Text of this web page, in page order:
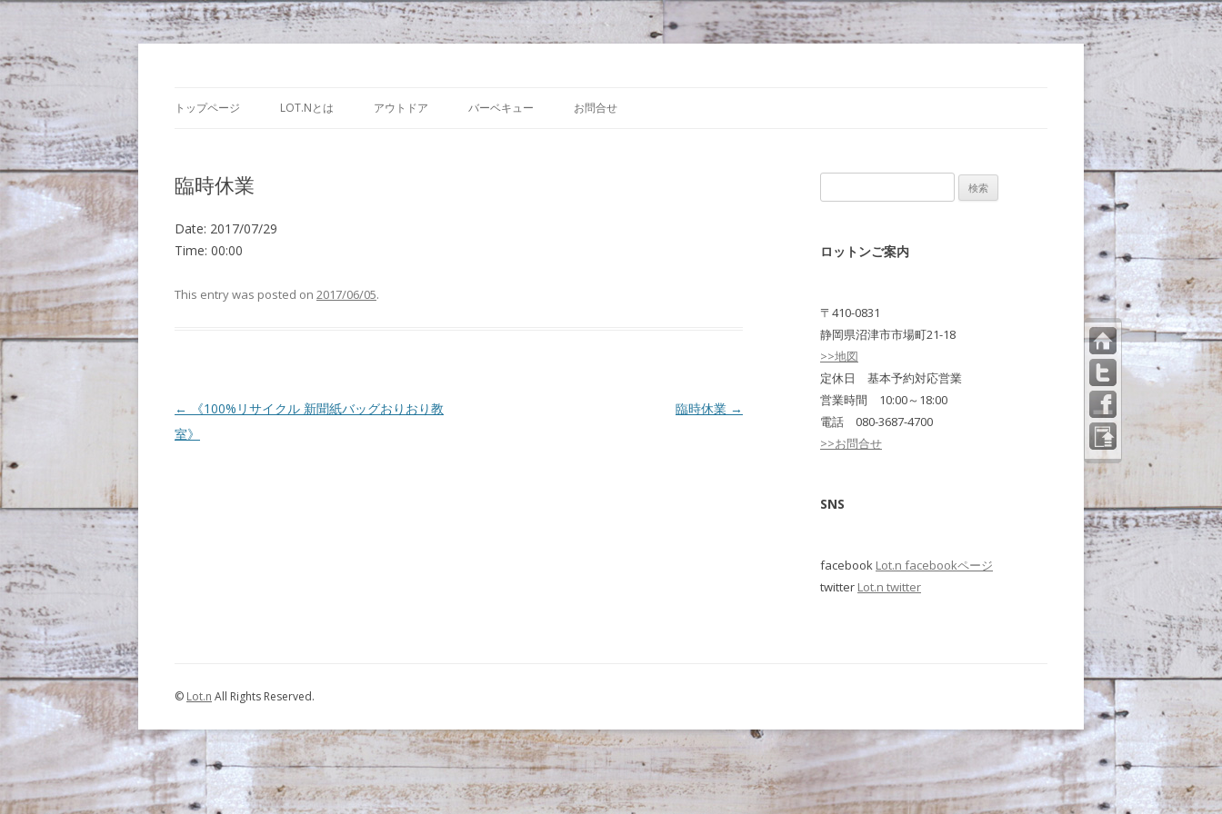
トップページ LOT.Nとは アウトドア バーベキュー お問合せ
臨時休業
Date: 2017/07/29
Time: 00:00
This entry was posted on 2017/06/05.
Post navigation
←
《100%リサイクル 新聞紙バッグおりおり教
室》
臨時休業 →
索:
ロットンご案内
〒410-0831
静岡県沼津市市場町21-18
>>地図
定休日 基本予約対応営業
営業時間 10:00～18:00
電話 080-3687-4700
>>お問合せ
SNS
facebook Lot.n facebookページ
twitter Lot.n twitter
© Lot.n All Rights Reserved.
トッ
プペ
ージ
ペー
ジの
先頭
へ